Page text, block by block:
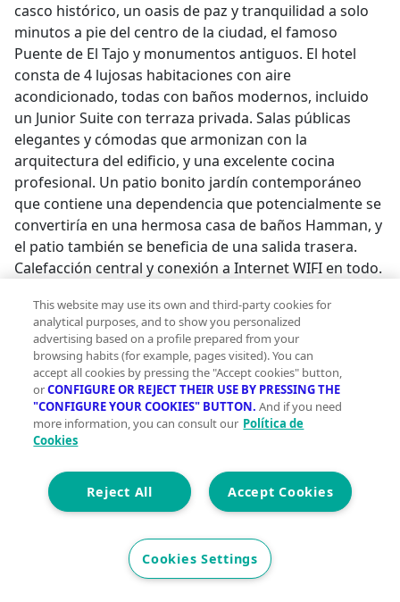
casco histórico, un oasis de paz y tranquilidad a solo
minutos a pie del centro de la ciudad, el famoso
Puente de El Tajo y monumentos antiguos. El hotel
consta de 4 lujosas habitaciones con aire
acondicionado, todas con baños modernos, incluido
un Junior Suite con terraza privada. Salas públicas
elegantes y cómodas que armonizan con la
arquitectura del edificio, y una excelente cocina
profesional. Un patio bonito jardín contemporáneo
que contiene una dependencia que potencialmente se
convertiría en una hermosa casa de baños Hamman, y
el patio también se beneficia de una salida trasera.
Calefacción central y conexión a Internet WIFI en todo.
#ref:101379;
This website may use its own and third-party cookies for
analytical purposes, and to show you personalized
advertising based on a profile prepared from your
browsing habits (for example, pages visited). You can
accept all cookies by pressing the "Accept cookies" button,
orCONFIGURE OR REJECT THEIR USE BY PRESSING THE
"CONFIGURE YOUR COOKIES" BUTTON. And if you need
more information, you can consult our Política de
Cookies
Accept Cookies
Reject All
Cookies Settings